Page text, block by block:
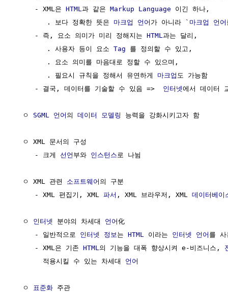
     - XML은
HTML 과 같은 Markup Language 이긴 하나,
        . 보다 정확한 뜻은
마크업 언어 가 아니라 ` 마크업 언어
     - 즉, 요소 의미가 미리 정해지는
HTML 과는 달리,
        . 사용자 등이 요소
Tag 를 정의할 수 있고,
        . 요소 의미를 마음대로 정할 수 있으며,
        . 필요시 규칙을 정해서 유연하게
마크업 도 가능함
     - 결국, 데이터를 기술할 수 있음 =>
인터넷에서 데이터
  ㅇ
SGML 언어 의 데이터 모델링 능력을 강화시키고자 함
  ㅇ XML 문서의 구성
     - 크게
선언 부와 인스턴스 로 나뉨
  ㅇ XML 관련
소프트웨어 의 구분
     - XML 편집기, XML
파서 , XML 브라우저, XML 데이터베이
  ㅇ
인터넷 분야의 차세대 언어化
     - 일반적으로
인터넷 정보 는 HTML 이라는 인터넷 언어 를
     - XML은 기존
HTML 의 기능을 대폭 향상시켜 e-비즈니스,
       적용시킬 수 있는 차세대
언어
  ㅇ
표준화 주관